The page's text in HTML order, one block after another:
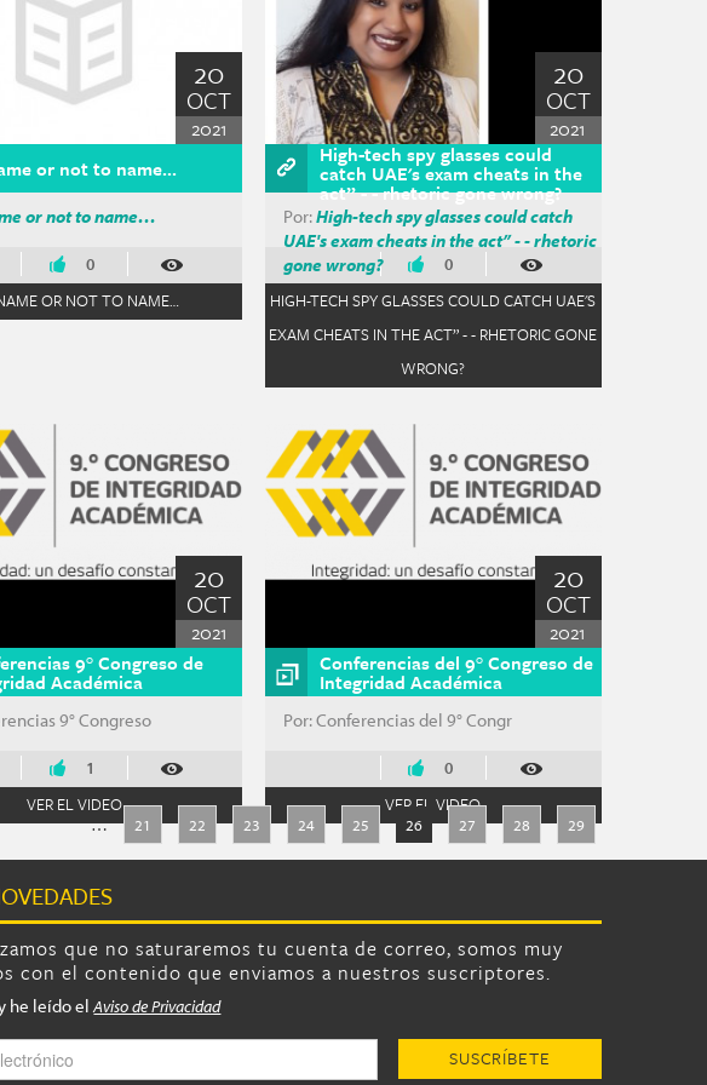
20
OCT
2021
or not to name…
or not to name…
0
OR NOT TO NAME…
20
OCT
2021
High-tech spy glasses could
catch UAE's exam cheats in the
act” - - rhetoric gone wrong?
Por:High-tech spy glasses could catch
UAE's exam cheats in the act” - - rhetoric
gone wrong?
0
HIGH-TECH SPY GLASSES COULD CATCH UAE'S
EXAM CHEATS IN THE ACT” - - RHETORIC GONE
WRONG?
20
OCT
2021
9° Congreso de
Académica
9° Congreso
1
VER EL VIDEO
20
OCT
2021
Conferencias del 9° Congreso de
Integridad Académica
Por: Conferencias del 9° Congr
0
VER EL VIDEO
… 21 22 23 24 25 26 27 28 29
que no saturaremos tu cuenta de correo, somos muy
con el contenido que enviamos a nuestros suscriptores.
he leído elAviso de Privacidad
*